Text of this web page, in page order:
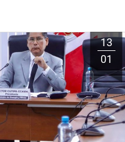
13
01